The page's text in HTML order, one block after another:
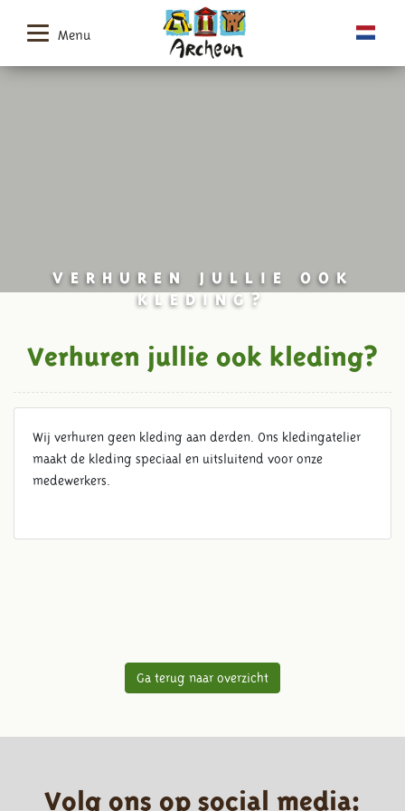
Menu
VERHUREN JULLIE OOK
KLEDING?
Verhuren jullie ook kleding?
Wij verhuren geen kleding aan derden. Ons kledingatelier
maakt de kleding speciaal en uitsluitend voor onze
medewerkers.
Ga terug naar overzicht
Volg ons op social media: